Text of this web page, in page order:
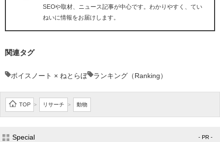
SEOや取材、ニュース記事が中心です。わかりやすく、てい
ねいに情報をお届けします。
関連タグ
ボイスノート × ねとらぼ ランキング（Ranking）
TOP > リサーチ > 動物
Special - PR -